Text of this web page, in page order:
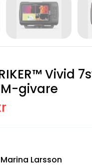
Vivid
givare
Marina Larsson